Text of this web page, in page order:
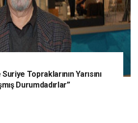
Topraklarının Yarısını
Durumdadırlar”